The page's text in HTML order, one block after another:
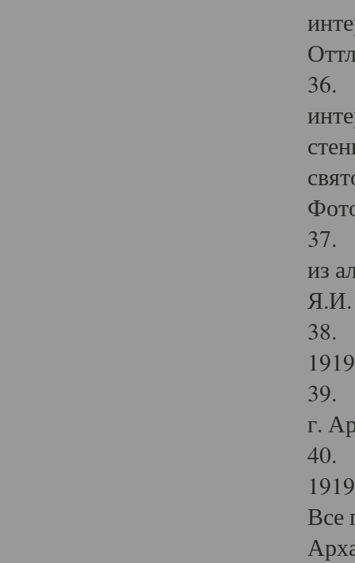
36.
37.
из
Я.И.
38.
39.
г.
40.
Все